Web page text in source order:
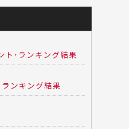
ト･ランキング結果
ンキング結果